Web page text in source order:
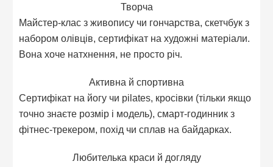
Творча
Майстер-клас з живопису чи гончарства, скетчбук з
набором олівців, сертифікат на художні матеріали.
Вона хоче натхнення, не просто річ.
Активна й спортивна
Сертифікат на йогу чи pilates, кросівки (тільки якщо
точно знаєте розмір і модель), смарт-годинник з
фітнес-трекером, похід чи сплав на байдарках.
Любителька краси й догляду